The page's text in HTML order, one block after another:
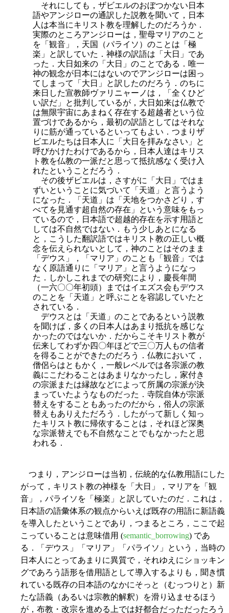
それにしても，ザビエルのおぼつかない日本
語やアンジローの通訳した説教を聞いて，日本
人は本当にキリスト教を理解したのだろうか．
実際のところアンジローは，聖母マリアのこと
を「観音」，天国（パライソ）のことは「極
楽」と訳していた．神様の訳語は「大日」であ
った．大日如来の「大日」のことである．唯一
神の観念が日本にはないのでアンジローは困っ
てしまって「大日」と訳したのだろう．のちに
来日した宣教師ヴァリニャーノは，「全くひど
い訳だ」と批判しているが，大日如来は仏教で
は無限宇宙にあまねく存在する超越者という位
置づけであるから，最初の訳語としてはそれな
りに筋が通っているといってもよい．つまりザ
ビエルたちは日本人に「大日を拝みなさい」と
呼びかけたわけであるから，日本人達はキリス
ト教を仏教の一派だと思って抵抗感なく受け入
れたということだろう．
その後ザビエルは，さすがに「大日」ではま
ずいということに気づいて「天道」と言うよう
になった．「天道」は「天地をつかさどり，す
べてを見通す超自然の存在」という意味をもっ
ているので，日本語で超越的存在を示す用語と
しては不自然ではない．もう少しあとになる
と，こうした翻訳語ではキリスト教の正しい概
念を伝えられないとして，神のことはそのまま
「デウス」，「マリア」のことも「観音」では
なく原語通りに「マリア」と言うようになっ
た．しかしこれまでの研究により，慶長年間
（一六〇〇年初頭）まではイエズス会もデウス
のことを「天道」と呼ぶことを容認していたと
されている．
デウスとは「天道」のことであるという説教
を聞けば，多くの日本人はあまり抵抗を感じな
かったのではないか．だからこそキリスト教が
伝来してわずか四〇年ほどで三〇万人もの信者
を得ることができたのだろう．仏教において，
僧侶らはともかく，一般レベルでは各宗派の教
義にこだわることはあまりなかったし，家付き
の宗派または縁故などによって所属の宗派が決
まっていたようなものだった．寺院自体が宗派
替えをすることもあったのだから，俗人の宗派
替えもありえただろう．したがって新しく知っ
たキリスト教に帰依することは，それほど深奥
な宗派替えでも不自然なことでもなかったと思
われる．
つまり，アンジローは当初，伝統的な仏教用語にした
がって，キリスト教の神様を「大日」，マリアを「観
音」，パライソを「極楽」と訳していたのだ．これは，
日本語の語彙体系の観点からいえば既存の用語に新語義
を導入したということであり，つまるところ，ここで起
こっていることは意味借用 (semantic_borrowing) であ
る．「デウス」「マリア」「パライソ」という，当時の
日本人にとってあまりに異質で，それゆえにショッキン
グであろう語形を借用語として導入するよりも，聞き慣
れている既存の日本語のなかにそっと（むっつりと）新
たな語義（あるいは宗教的解釈）を滑り込ませるほう
が，布教・改宗を進める上では好都合だっただったろう